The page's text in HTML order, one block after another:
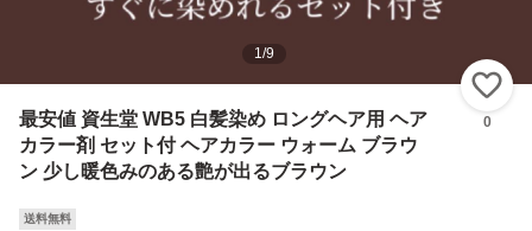
1/9
最安値 資生堂 WB5 白髪染め ロングヘア用 ヘア
カラー剤 セット付 ヘアカラー ウォーム ブラウ
ン 少し暖色みのある艶が出るブラウン
0
送料無料